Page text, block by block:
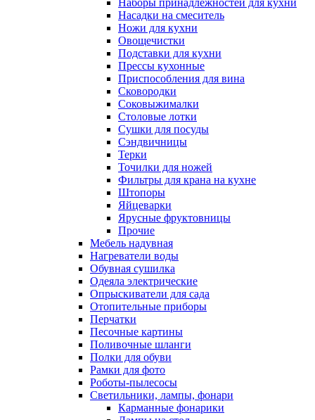
Наборы принадлежностей для кухни
Насадки на смеситель
Ножи для кухни
Овощечистки
Подставки для кухни
Прессы кухонные
Приспособления для вина
Сковородки
Соковыжималки
Столовые лотки
Сушки для посуды
Сэндвичницы
Терки
Точилки для ножей
Фильтры для крана на кухне
Штопоры
Яйцеварки
Ярусные фруктовницы
Прочие
Мебель надувная
Нагреватели воды
Обувная сушилка
Одеяла электрические
Опрыскиватели для сада
Отопительные приборы
Перчатки
Песочные картины
Поливочные шланги
Полки для обуви
Рамки для фото
Роботы-пылесосы
Светильники, лампы, фонари
Карманные фонарики